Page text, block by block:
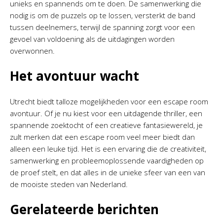
unieks en spannends om te doen. De samenwerking die
nodig is om de puzzels op te lossen, versterkt de band
tussen deelnemers, terwijl de spanning zorgt voor een
gevoel van voldoening als de uitdagingen worden
overwonnen.
Het avontuur wacht
Utrecht biedt talloze mogelijkheden voor een escape room
avontuur. Of je nu kiest voor een uitdagende thriller, een
spannende zoektocht of een creatieve fantasiewereld, je
zult merken dat een escape room veel meer biedt dan
alleen een leuke tijd. Het is een ervaring die de creativiteit,
samenwerking en probleemoplossende vaardigheden op
de proef stelt, en dat alles in de unieke sfeer van een van
de mooiste steden van Nederland.
Gerelateerde berichten